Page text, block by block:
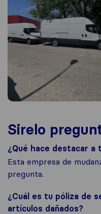
Sirelo
¿Qué hace destacar a
Esta empresa de
pregunta.
¿Cuál es tu póliza de
artículos dañados?